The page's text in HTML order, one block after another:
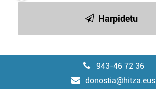
Harpidetu
943-46 72 36
donostia@hitza.eus